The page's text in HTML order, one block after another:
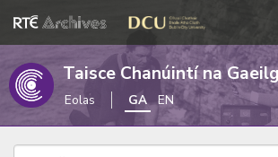
Taisce Chanúintí na
Eolas GA EN